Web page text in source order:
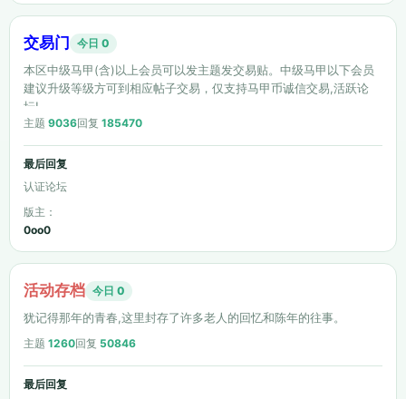
交易门 今日 0
本区中级马甲(含)以上会员可以发主题发交易贴。中级马甲以下会员
建议升级等级方可到相应帖子交易，仅支持马甲币诚信交易,活跃论
坛!
主题 9036回复 185470
最后回复
认证论坛
版主：
0oo0
活动存档 今日 0
犹记得那年的青春,这里封存了许多老人的回忆和陈年的往事。
主题 1260回复 50846
最后回复